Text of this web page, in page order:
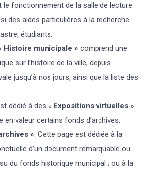
le fonctionnement de la salle de lecture.
des aides particulières à la recherche :
étudiants.
Histoire municipale » comprend une
sur l’histoire de la ville, depuis
jusqu’à nos jours, ainsi que la liste des
dédié à des « Expositions virtuelles »
en valeur certains fonds d’archives.
». Cette page est dédiée à la
d’un document remarquable ou
du fonds historique municipal ; ou à la